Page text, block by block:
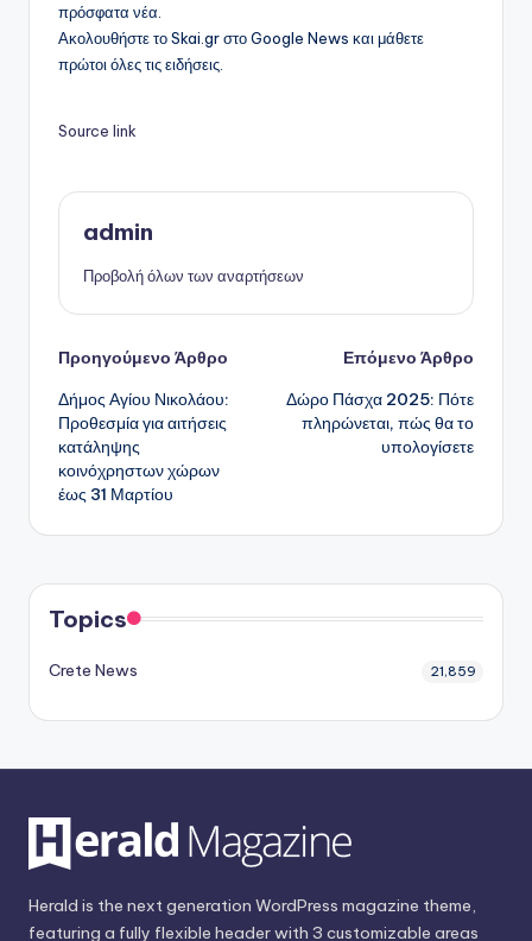
πρόσφατα νέα.
Ακολουθήστε το Skai.gr στο Google News και μάθετε
πρώτοι όλες τις ειδήσεις.
Source link
admin
Προβολή όλων των αναρτήσεων
Πλοήγηση
δημοσιεύσεων
Προηγούμενο Άρθρο
Δήμος Αγίου Νικολάου:
Προθεσμία για αιτήσεις
κατάληψης
κοινόχρηστων χώρων
έως 31 Μαρτίου
Επόμενο Άρθρο
Δώρο Πάσχα 2025: Πότε
πληρώνεται, πώς θα το
υπολογίσετε
Topics
Crete News 21,859
Herald is the next generation WordPress magazine theme,
featuring a fully flexible header with 3 customizable areas